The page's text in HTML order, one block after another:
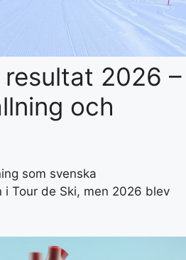
resultat 2026 –
och
som svenska
i Tour de Ski, men 2026 blev